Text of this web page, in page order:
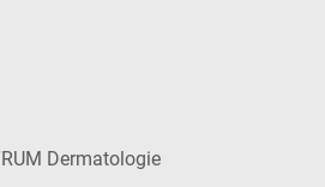
Dermatologie